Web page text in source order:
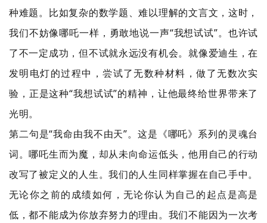
种难题。比如复杂的数学题、难以理解的文言文，这时，
我们不妨像哪吒一样，勇敢地说一声“我想试试”。也许试
了不一定成功，但不试就永远没有机会。就像爱迪生，在
发明电灯的过程中，尝试了无数种材料，做了无数次实
验，正是这种“我想试试”的精神，让他最终给世界带来了
光明。
第二句是“我命由我不由天”。这是《哪吒》系列的灵魂台
词。哪吒生而为魔，却从未向命运低头，他用自己的行动
改写了被定义的人生。我们的人生同样掌握在自己手中。
无论你之前的成绩如何，无论你认为自己的起点是高是
低，都不能成为你放弃努力的理由。我们不能因为一次考